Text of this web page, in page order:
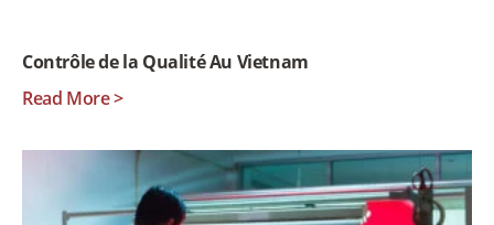
Contrôle de la Qualité Au Vietnam
Read More >